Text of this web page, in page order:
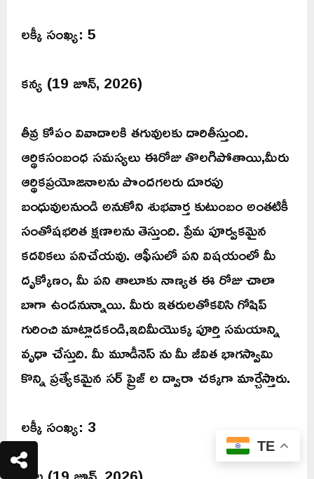
లక్కీ సంఖ్య: 5
కన్య (19 జూన్, 2026)
తీవ్ర కోపం వివాదాలకి తగువులకు దారితీస్తుంది.
ఆర్థికసంబంధ సమస్యలు ఈరోజు తొలగిపోతాయి,మీరు
ఆర్థికప్రయోజనాలను పొందగలరు దూరపు
బంధువులనుండి అనుకోని శుభవార్త కుటుంబం అంతటికీ
సంతోషభరిత క్షణాలను తెస్తుంది. ప్రేమ పూర్వకమైన
కదలికలు పనిచేయవు. ఆఫీసులో పని విషయంలో మీ
దృక్కోణం, మీ పని తాలూకు నాణ్యత ఈ రోజు చాలా
బాగా ఉండనున్నాయి. మీరు ఇతరులతోకలిసి గోషిప్
గురించి మాట్లాడకండి,ఇదిమీయొక్క పూర్తి సమయాన్ని
వృధా చేస్తుది. మీ మూడీనెస్ ను మీ జీవిత భాగస్వామి
కొన్ని ప్రత్యేకమైన సర్ ప్రైజ్ ల ద్వారా చక్కగా మార్చేస్తారు.
లక్కీ సంఖ్య: 3
TE